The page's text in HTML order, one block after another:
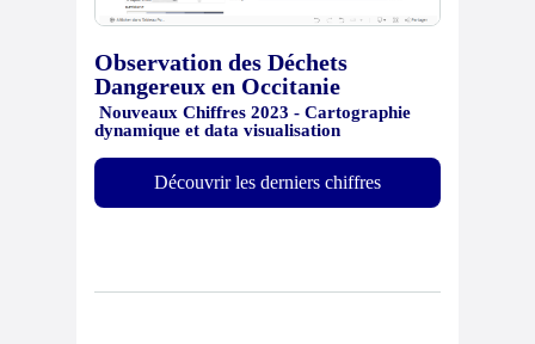
Observation des Déchets
Dangereux en Occitanie
Nouveaux Chiffres 2023 - Cartographie
dynamique et data visualisation
Découvrir les derniers chiffres